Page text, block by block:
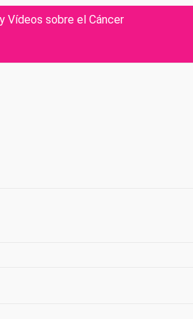
Vídeos sobre el Cáncer